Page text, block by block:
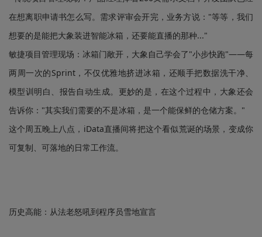
在想离职申请书怎么写。需求评审会开完，业务方说："等等，我们
想要的是能把大象装进智能冰箱，还要能直播的那种..."
敏捷项目管理现场：冰箱门敞开，大象自己学会了"小步快跑"——每
两周一次的Sprint，不仅优雅地挤进冰箱，还顺手把数据洗干净、
模型训明白、报告自动生成。更妙的是，在这个过程中，大象还会
告诉你："其实我们需要的不是冰箱，是一个能保鲜的仓储方案。"
这个周五晚上八点，iData直播间将把这个看似荒诞的场景，变成你
可复制、可落地的日常工作流。
历史高能：从法老怒吼到程序员雪地宣言